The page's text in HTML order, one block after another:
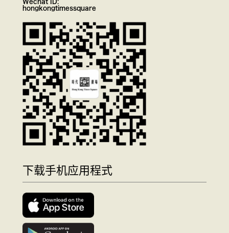
hongkongtimessquare
下载手机应用程式